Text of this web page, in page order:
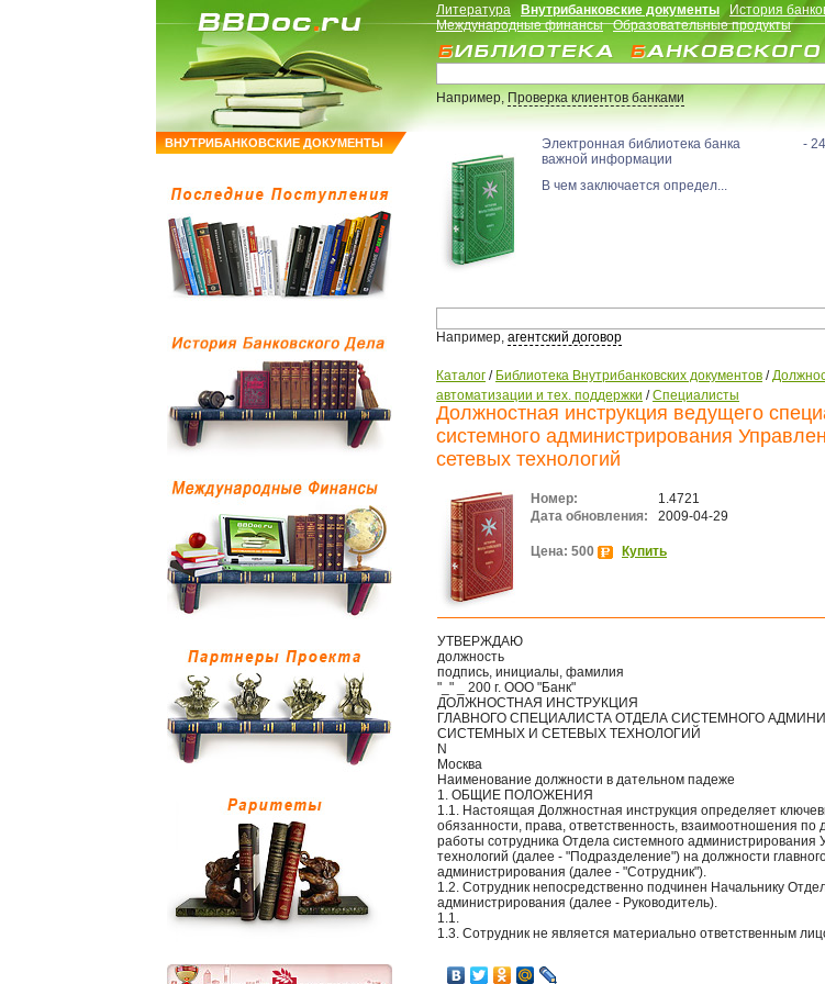
ВНУТРИБАНКОВСКИЕ ДОКУМЕНТЫ
Литература Внутрибанковские документы История
Международные финансы
Образовательные продукты
Например,Проверка клиентов банками
Электронная библиотека банка - 24
важной информации
В чем заключается определ...
Например, агентский договор
Каталог / Библиотека Внутрибанковских документов /
автоматизации и тех. поддержки /Специалисты
Должностная инструкция ведущего
системного администрирования
сетевых технологий
Номер:
1.4721
Дата обновления:
2009-04-29
Цена: 500 Купить
УТВЕРЖДАЮ
должность
подпись, инициалы, фамилия
"_" _ 200 г. ООО "Банк"
ДОЛЖНОСТНАЯ ИНСТРУКЦИЯ
ГЛАВНОГО СПЕЦИАЛИСТА ОТДЕЛА СИСТЕМНОГО
СИСТЕМНЫХ И СЕТЕВЫХ ТЕХНОЛОГИЙ
N
Москва
Наименование должности в дательном падеже
1. ОБЩИЕ ПОЛОЖЕНИЯ
1.1. Настоящая Должностная инструкция определяет
обязанности, права, ответственность, взаимоотношения по
работы сотрудника Отдела системного администрирования
технологий (далее - "Подразделение") на должности
администрирования (далее - "Сотрудник").
1.2. Сотрудник непосредственно подчинен Начальнику
администрирования (далее - Руководитель).
1.1.
1.3. Сотрудник не является материально ответственным